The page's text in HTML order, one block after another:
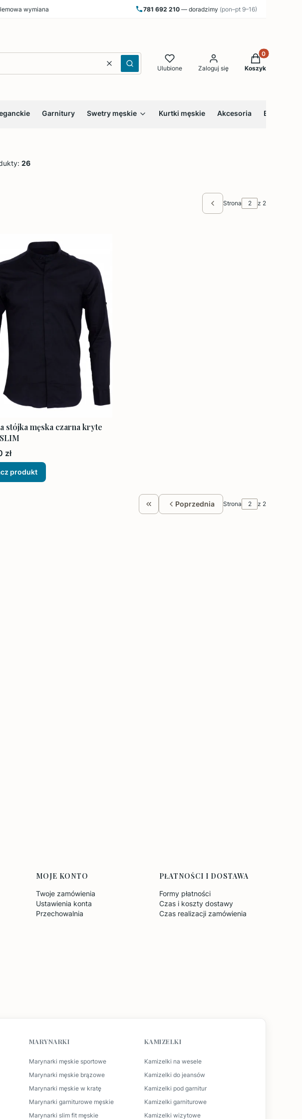
wymiana 781 692 210 — doradzimy (pon–pt 9–16)
WyczyśćSzukaj Ulubione Zaloguj się
Produkty w
Koszyk
Garnitury Swetry męskie Kurtki męskie Akcesoria Bestsellery
26
Poprzednie produkty
Strona z 2
stójka męska czarna kryte
zł
produkt
Wróć do pierwszej strony z produktami
Poprzednia Strona z 2
MOJE KONTO
Twoje zamówienia
Ustawienia konta
Przechowalnia
PŁATNOŚCI I DOSTAWA
Formy płatności
Czas i koszty dostawy
Czas realizacji zamówienia
MARYNARKI
Marynarki męskie sportowe
Marynarki męskie brązowe
Marynarki męskie w kratę
Marynarki garniturowe męskie
Marynarki slim fit męskie
KAMIZELKI
Kamizelki na wesele
Kamizelki do jeansów
Kamizelki pod garnitur
Kamizelki garniturowe
Kamizelki wizytowe